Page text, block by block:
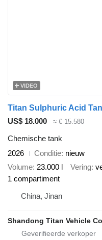
VIDEO
Titan Sulphuric Acid
US$ 18.000
≈ € 15.580
Chemische tank
2026
Conditie nieuw
Volume 23.000 l Vering
1 compartiment
China, Jinan
Shandong Titan Vehicle